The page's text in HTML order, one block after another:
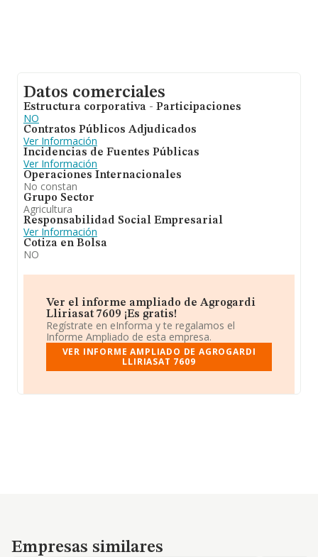
Datos comerciales
Estructura corporativa - Participaciones
NO
Contratos Públicos Adjudicados
Ver Información
Incidencias de Fuentes Públicas
Ver Información
Operaciones Internacionales
No constan
Grupo Sector
Agricultura
Responsabilidad Social Empresarial
Ver Información
Cotiza en Bolsa
NO
Ver el informe ampliado de Agrogardi
Lliriasat 7609 ¡Es gratis!
Regístrate en eInforma y te regalamos el
Informe Ampliado de esta empresa.
VER INFORME AMPLIADO DE AGROGARDI
LLIRIASAT 7609
Empresas similares
Empresas similares